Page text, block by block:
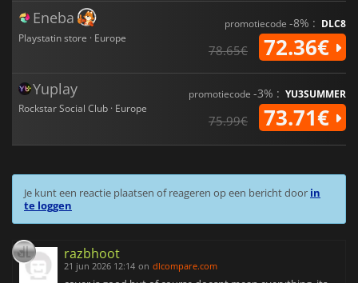
Eneba
Playstatin store · Europe
promotiecode -8% : DLC8
78.65€ 72.36€
Yuplay
Rockstar Social Club · Europe
promotiecode -3% : YU3SUMMER
75.99€ 73.71€
Je kunt een reactie plaatsen of reageren op een bericht door in
te loggen
razbhoot
21 jun 2026 12:14 on dlcompare.com